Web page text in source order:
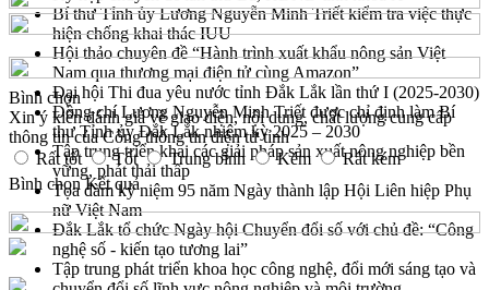
Bí thư Tỉnh ủy Lương Nguyễn Minh Triết kiểm tra việc thực
hiện chống khai thác IUU
Hội thảo chuyên đề “Hành trình xuất khẩu nông sản Việt
Nam qua thương mại điện tử cùng Amazon”
Đại hội Thi đua yêu nước tỉnh Đắk Lắk lần thứ I (2025-2030)
Đồng chí Lương Nguyễn Minh Triết được chỉ định làm Bí
thư Tỉnh ủy Đắk Lắk nhiệm kỳ 2025 – 2030
Tập trung triển khai các giải pháp sản xuất nông nghiệp bền
vững, phát thải thấp
Tọa đàm kỷ niệm 95 năm Ngày thành lập Hội Liên hiệp Phụ
nữ Việt Nam
Đắk Lắk tổ chức Ngày hội Chuyển đổi số với chủ đề: “Công
nghệ số - kiến tạo tương lai”
Tập trung phát triển khoa học công nghệ, đổi mới sáng tạo và
Bình chọn
Xin ý kiến đánh giá về giao diện, nội dung, chất lượng cung cấp
thông tin của Cổng thông tin điện tử tỉnh
Rất tốt
Tốt Trung bình Kém
Rất kém
Bình chọnKết quả